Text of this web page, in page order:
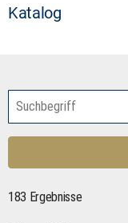
Katalog
183 Ergebnisse